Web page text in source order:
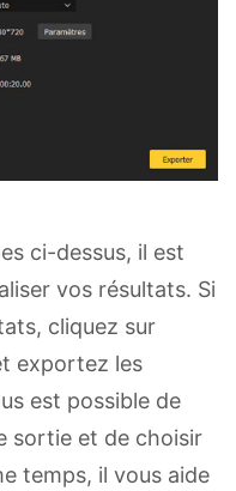
ci-dessus, il est
vos résultats. Si
cliquez sur
exportez les
est possible de
sortie et de choisir
temps, il vous aide